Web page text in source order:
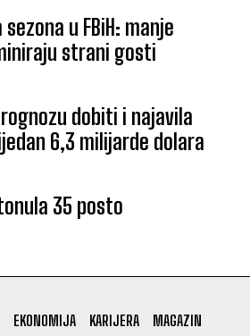
u FBiH: manje
strani gosti
dobiti i najavila
6,3 milijarde dolara
35 posto
EKONOMIJA KARIJERA
MAGAZIN